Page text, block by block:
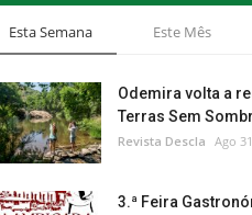
Esta Semana Este Mês
Odemira volta a
Terras Sem
Revista Descla Ago
3.ª Feira